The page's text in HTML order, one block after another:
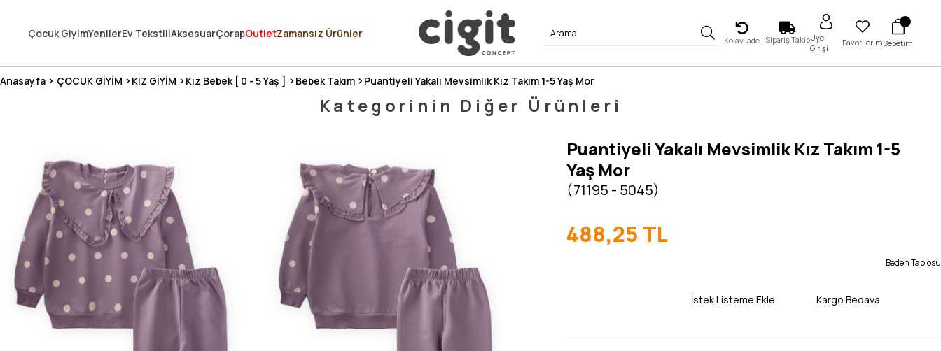
3 MİLYONDAN FAZLA MUTLU MÜŞTERİ ❤️ 10 MİLYON ÜRÜN
Çocuk GiyimYenilerEv TekstiliAksesuarÇorapOutletZamansız Ürünler
Kolay İade Sipariş TakipÜye
Girişi
FavorilerimSepetim
Anasayfa ÇOCUK GİYİM KIZ GİYİM Kız Bebek [ 0 - 5 Yaş ] Bebek Takım Puantiyeli Yakalı Mevsimlik Kız Takım 1-5 Yaş Mor
Kategorinin Diğer Ürünleri
Puantiyeli Yakalı Mevsimlik Kız Takım 1-5
Yaş Mor
(71195 - 5045)
488,25 TL
Beden Tablosu
İstek Listeme Ekle Kargo Bedava